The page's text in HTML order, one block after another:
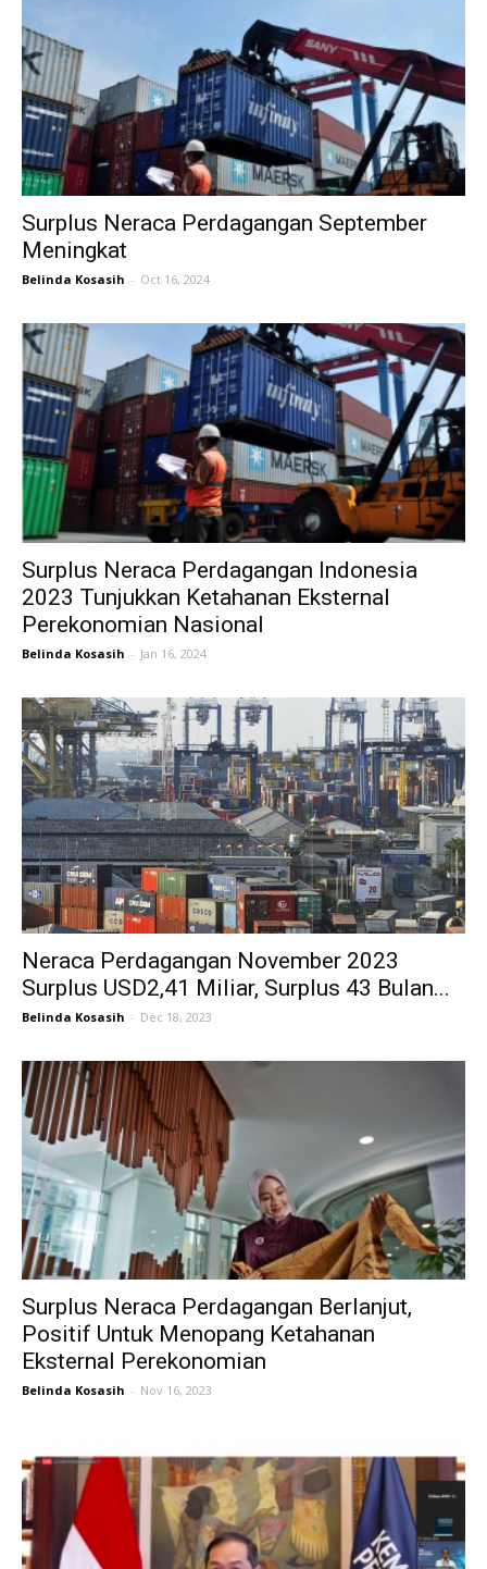
Surplus Neraca Perdagangan September
Meningkat
Belinda Kosasih - Oct 16, 2024
Surplus Neraca Perdagangan Indonesia
2023 Tunjukkan Ketahanan Eksternal
Perekonomian Nasional
Belinda Kosasih - Jan 16, 2024
Neraca Perdagangan November 2023
Surplus USD2,41 Miliar, Surplus 43 Bulan...
Belinda Kosasih - Dec 18, 2023
Surplus Neraca Perdagangan Berlanjut,
Positif Untuk Menopang Ketahanan
Eksternal Perekonomian
Belinda Kosasih - Nov 16, 2023